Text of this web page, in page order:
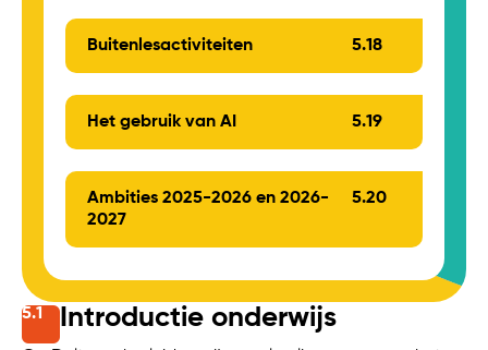
Buitenlesactiviteiten 5.18
Het gebruik van AI 5.19
Ambities 2025-2026 en 2026-
2027
5.20
5.1 Introductie onderwijs